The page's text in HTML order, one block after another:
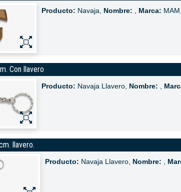
Producto: Navaja, Nombre: Marca: MAM,
Con llavero
Producto: Navaja Llavero, Nombre:
llavero.
Producto: Navaja Llavero, Nombre: